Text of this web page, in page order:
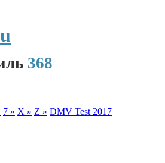
368
7 » X » Z » DMV Test 2017